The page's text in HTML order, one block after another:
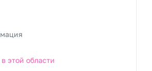
этой области